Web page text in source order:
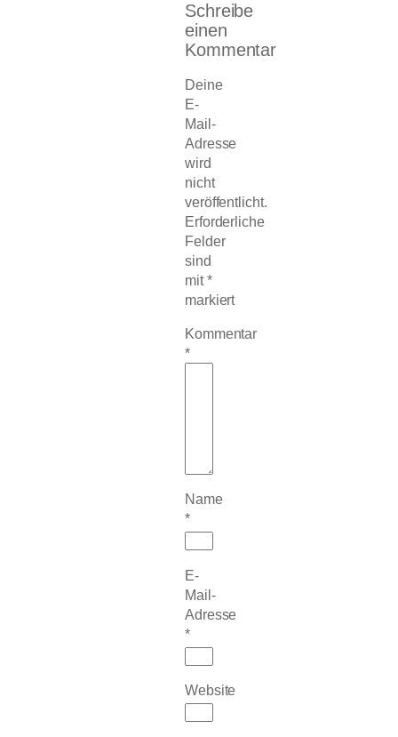
Schreibe
einen
Kommentar
Deine
E-
Mail-
Adresse
wird
nicht
veröffentlicht.
Erforderliche
Felder
sind
mit*
markiert
Kommentar
*
Name
*
E-
Mail-
Adresse
*
Website